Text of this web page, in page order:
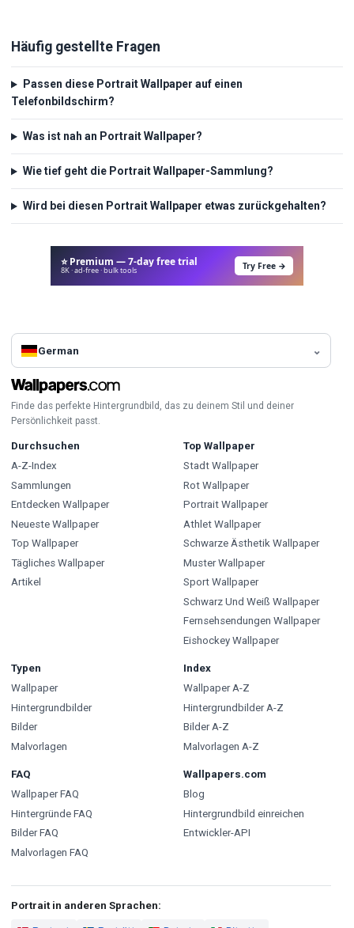
Häufig gestellte Fragen
Passen diese Portrait Wallpaper auf einen
Telefonbildschirm?
Was ist nah an Portrait Wallpaper?
Wie tief geht die Portrait Wallpaper-Sammlung?
Wird bei diesen Portrait Wallpaper etwas zurückgehalten?
⭐ Premium — 7-day free trial
8K · ad-free · bulk tools Try Free →
German
Finde das perfekte Hintergrundbild, das zu deinem Stil und deiner
Persönlichkeit passt.
Durchsuchen
A-Z-Index
Sammlungen
Entdecken Wallpaper
Neueste Wallpaper
Top Wallpaper
Tägliches Wallpaper
Artikel
Top Wallpaper
Stadt Wallpaper
Rot Wallpaper
Portrait Wallpaper
Athlet Wallpaper
Schwarze Ästhetik Wallpaper
Muster Wallpaper
Sport Wallpaper
Schwarz Und Weiß Wallpaper
Fernsehsendungen Wallpaper
Eishockey Wallpaper
Typen
Wallpaper
Hintergrundbilder
Bilder
Malvorlagen
Index
Wallpaper A-Z
Hintergrundbilder A-Z
Bilder A-Z
Malvorlagen A-Z
FAQ
Wallpaper FAQ
Hintergründe FAQ
Bilder FAQ
Malvorlagen FAQ
Wallpapers.com
Blog
Hintergrundbild einreichen
Entwickler-API
Portrait in anderen Sprachen: